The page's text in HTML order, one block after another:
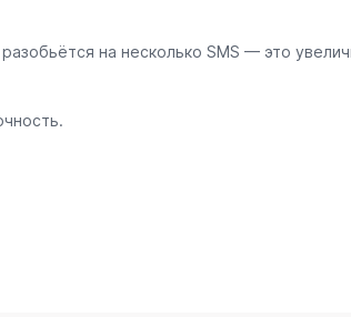
на несколько SMS — это